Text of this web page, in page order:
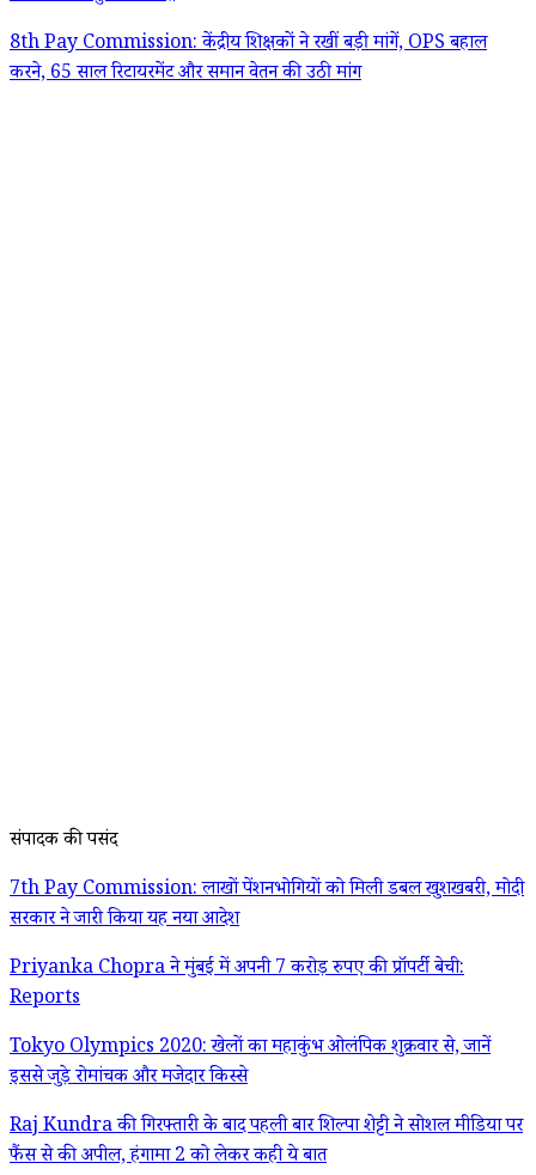
8th Pay Commission: केंद्रीय शिक्षकों ने रखीं बड़ी मांगें, OPS बहाल
करने, 65 साल रिटायरमेंट और समान वेतन की उठी मांग
संपादक की पसंद
7th Pay Commission: लाखों पेंशनभोगियों को मिली डबल खुशखबरी, मोदी
सरकार ने जारी किया यह नया आदेश
Priyanka Chopra ने मुंबई में अपनी 7 करोड़ रुपए की प्रॉपर्टी बेची:
Reports
Tokyo Olympics 2020: खेलों का महाकुंभ ओलंपिक शुक्रवार से, जानें
इससे जुड़े रोमांचक और मजेदार किस्से
Raj Kundra की गिरफ्तारी के बाद पहली बार शिल्पा शेट्टी ने सोशल मीडिया पर
फैंस से की अपील, हंगामा 2 को लेकर कही ये बात